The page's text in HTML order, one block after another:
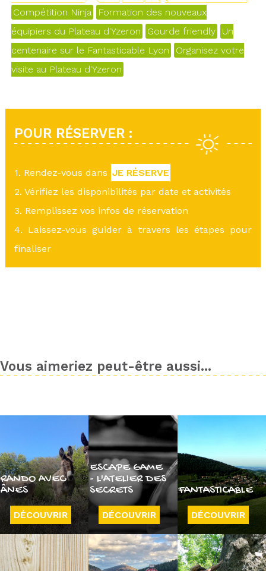
Compétition Ninja
Formation des nouveaux
équipiers du Plateau d'Yzeron
Gourde friendly
Un
centenaire sur le Fantasticable Lyon
Organisez votre
visite au Plateau d'Yzeron
POUR RÉSERVER :
1. Rendez-vous dans JE RÉSERVE
2. Vérifiez les disponibilités par date et activités
3. Remplissez vos infos de réservation
4. Laissez-vous guider à travers les étapes pour
finaliser
Vous aimeriez peut-être aussi...
RANDO AVEC
ÂNES
DÉCOUVRIR
ESCAPE GAME
- L'ATELIER DES
SECRETS
DÉCOUVRIR
FANTASTICABLE
DÉCOUVRIR